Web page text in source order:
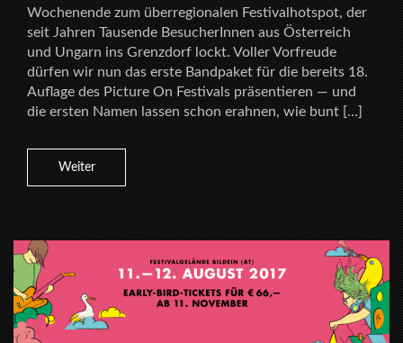
Wochenende zum überregionalen Festivalhotspot, der
seit Jahren Tausende BesucherInnen aus Österreich
und Ungarn ins Grenzdorf lockt. Voller Vorfreude
dürfen wir nun das erste Bandpaket für die bereits 18.
Auflage des Picture On Festivals präsentieren — und
die ersten Namen lassen schon erahnen, wie bunt […]
Weiter